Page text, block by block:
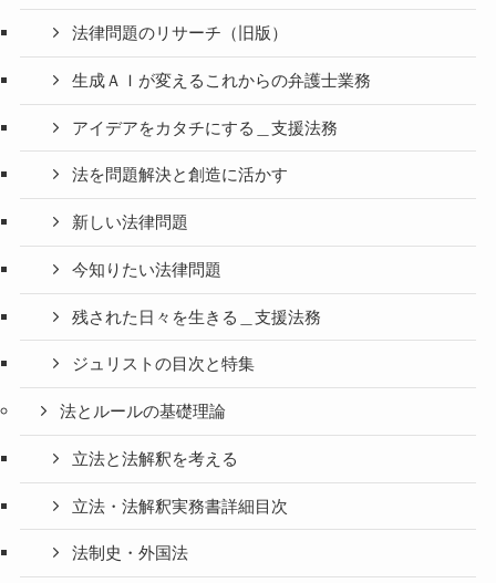
法律問題のリサーチ（旧版）
生成ＡＩが変えるこれからの弁護士業務
アイデアをカタチにする＿支援法務
法を問題解決と創造に活かす
新しい法律問題
今知りたい法律問題
残された日々を生きる＿支援法務
ジュリストの目次と特集
法とルールの基礎理論
立法と法解釈を考える
立法・法解釈実務書詳細目次
法制史・外国法